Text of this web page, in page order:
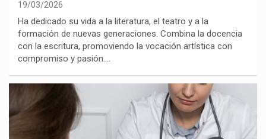
19/03/2026
Ha dedicado su vida a la literatura, el teatro y a la
formación de nuevas generaciones. Combina la docencia
con la escritura, promoviendo la vocación artística con
compromiso y pasión.…